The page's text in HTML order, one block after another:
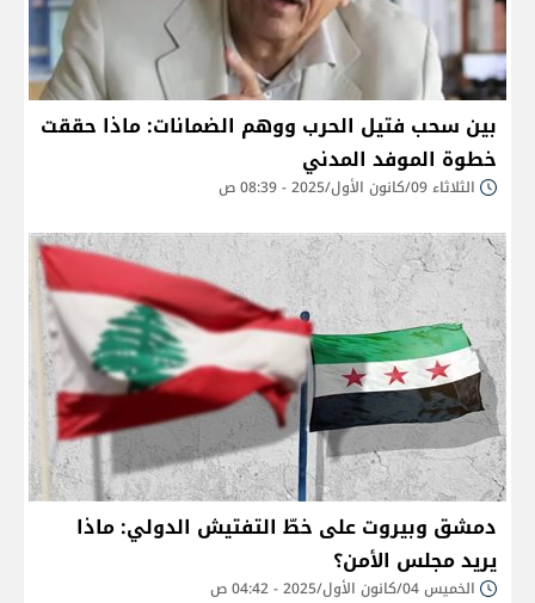
بين سحب فتيل الحرب ووهم الضمانات: ماذا حققت
خطوة الموفد المدني
الثلاثاء 09/كانون الأول/2025 - 08:39 ص
دمشق وبيروت على خطّ التفتيش الدولي: ماذا
يريد مجلس الأمن؟
الخميس 04/كانون الأول/2025 - 04:42 ص